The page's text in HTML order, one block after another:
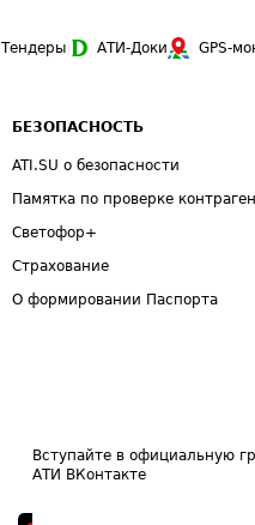
Тендеры АТИ-Доки GPS-
БЕЗОПАСНОСТЬ
ATI.SU о безопасности
Памятка по проверке
Светофор+
Страхование
О формировании Паспорта
Вступайте в официальную
АТИ ВКонтакте